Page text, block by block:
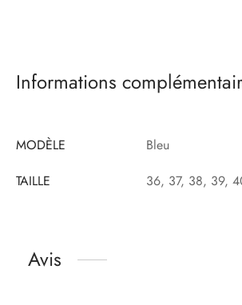
Informations
MODÈLE
Bleu
TAILLE
36, 37, 38, 39,
Avis